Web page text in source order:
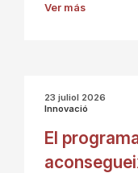
Ver más
23 juliol 2026
Innovació
El